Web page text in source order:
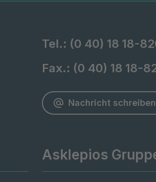
Tel.: (0 40) 18 18-
Fax.: (0 40) 18 18-
Nachricht schreiben
Asklepios